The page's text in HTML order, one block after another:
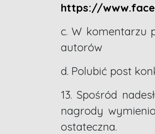
https://
c. W komentarzu
autorów
d. Polubić post
13. Spośród
nagrody
ostateczna.